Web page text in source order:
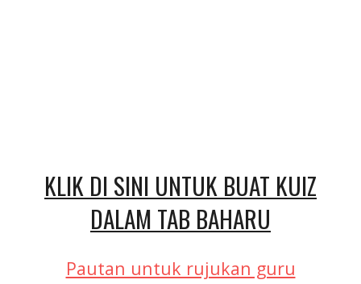
KLIK DI SINI UNTUK BUAT KUIZ
DALAM TAB BAHARU
Pautan untuk rujukan guru